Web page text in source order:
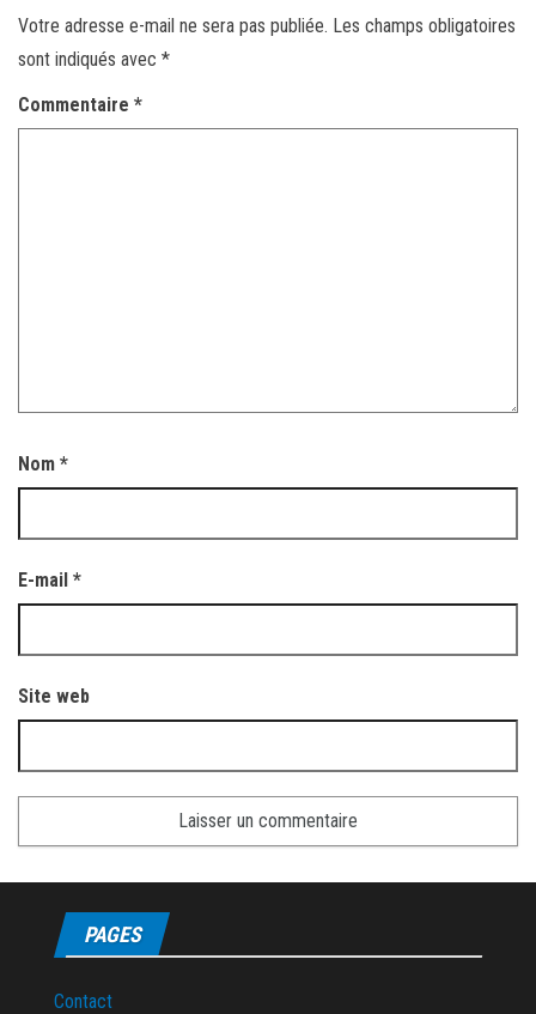
Votre adresse e-mail ne sera pas publiée. Les champs obligatoires
sont indiqués avec *
Commentaire *
Nom *
E-mail *
Site web
PAGES
Contact